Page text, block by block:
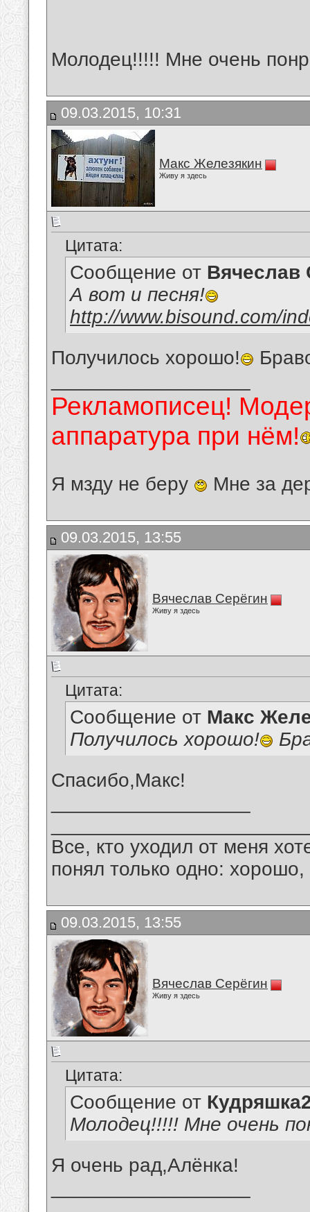
Молодец!!!!! Мне очень
09.03.2015, 10:31
Макс Железякин
Живу я здесь
Цитата:
Сообщение от Вячеслав
А вот и песня!
http://www.bisound.com/
Получилось хорошо!
Рекламописец!
аппаратура при нём!
Я мзду не беру Мне за
09.03.2015, 13:55
Вячеслав Серёгин
Живу я здесь
Цитата:
Сообщение от Макс
Получилось хорошо!
Спасибо,Макс!
Все, кто уходил от меня
понял только одно:
09.03.2015, 13:55
Вячеслав Серёгин
Живу я здесь
Цитата:
Сообщение от
Молодец!!!!! Мне очень
Я очень рад,Алёнка!